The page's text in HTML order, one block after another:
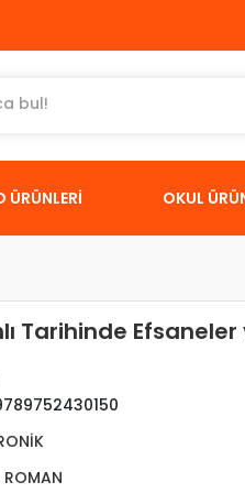
ÜRÜNLERİ OKUL
Tarihinde
ROMAN